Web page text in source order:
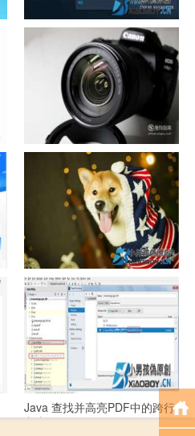
战网怎么修改昵称？
摄影作品的欣赏方法
宠物定位器app开发可以解决哪
些问题？
Java 查找并高亮PDF中的跨行
文本